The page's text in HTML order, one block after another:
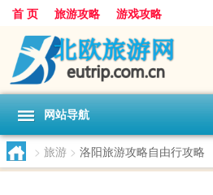
首 页 旅游攻略 游戏攻略
网站导航
> 旅游 > 洛阳旅游攻略自由行攻略